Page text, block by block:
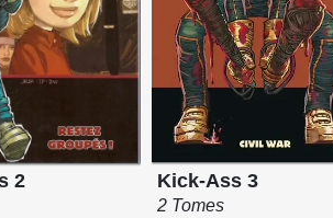
2 Kick-Ass 3
2 Tomes